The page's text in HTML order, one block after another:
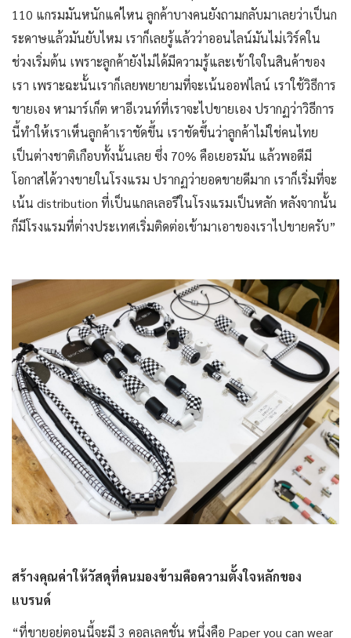
110 แกรมมันหนักแค่ไหน ลูกค้าบางคนยังถามกลับมาเลยว่าเป็นก
ระดาษแล้วมันยับไหม เราก็เลยรู้แล้วว่าออนไลน์มันไม่เวิร์คใน
ช่วงเริ่มต้น เพราะลูกค้ายังไม่ได้มีความรู้และเข้าใจในสินค้าของ
เรา เพราะฉะนั้นเราก็เลยพยายามที่จะเน้นออฟไลน์ เราใช้วิธีการ
ขายเอง หามาร์เก็ต หาอีเวนท์ที่เราจะไปขายเอง ปรากฏว่าวิธีการ
นี้ทำให้เราเห็นลูกค้าเราชัดขึ้น เราชัดขึ้นว่าลูกค้าไม่ใช่คนไทย
เป็นต่างชาติเกือบทั้งนั้นเลย ซึ่ง 70% คือเยอรมัน แล้วพอดีมี
โอกาสได้วางขายในโรงแรม ปรากฏว่ายอดขายดีมาก เราก็เริ่มที่จะ
เน้น distribution ที่เป็นแกลเลอรีในโรงแรมเป็นหลัก หลังจากนั้น
ก็มีโรงแรมที่ต่างประเทศเริ่มติดต่อเข้ามาเอาของเราไปขายครับ”
สร้างคุณค่าให้วัสดุที่คนมองข้ามคือความตั้งใจหลักของ
แบรนด์
“ที่ขายอยู่ตอนนี้จะมี 3 คอลเลคชั่น หนึ่งคือ Paper you can wear